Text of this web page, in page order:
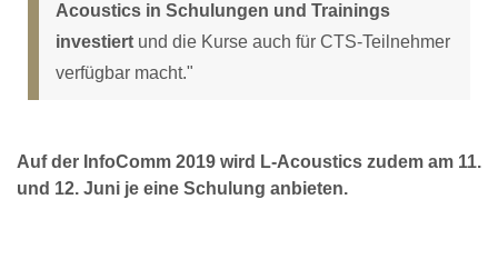
Acoustics in Schulungen und Trainings
investiert und die Kurse auch für CTS-Teilnehmer
verfügbar macht."
Auf der InfoComm 2019 wird L-Acoustics zudem am 11.
und 12. Juni je eine Schulung anbieten.